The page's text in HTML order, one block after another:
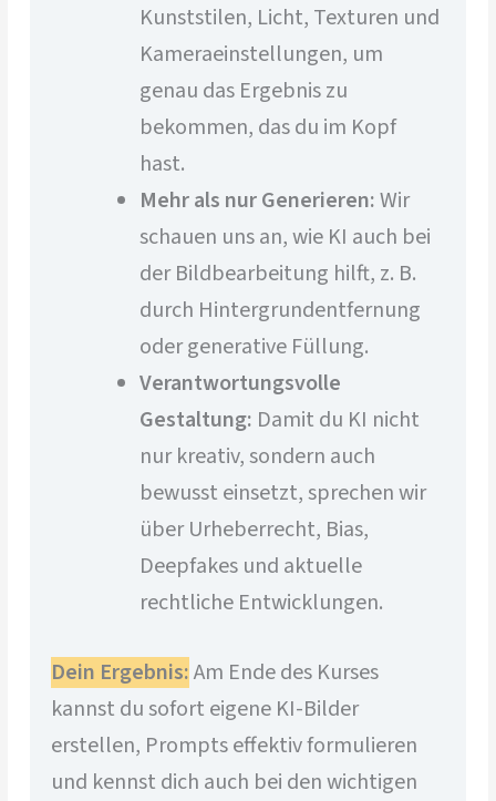
Kunststilen, Licht, Texturen und
Kameraeinstellungen, um
genau das Ergebnis zu
bekommen, das du im Kopf
hast.
Mehr als nur Generieren:Wir
schauen uns an, wie KI auch bei
der Bildbearbeitung hilft, z. B.
durch Hintergrundentfernung
oder generative Füllung.
Verantwortungsvolle
Gestaltung: Damit du KI nicht
nur kreativ, sondern auch
bewusst einsetzt, sprechen wir
über Urheberrecht, Bias,
Deepfakes und aktuelle
rechtliche Entwicklungen.
Dein Ergebnis:Am Ende des Kurses
kannst du sofort eigene KI-Bilder
erstellen, Prompts effektiv formulieren
und kennst dich auch bei den wichtigen